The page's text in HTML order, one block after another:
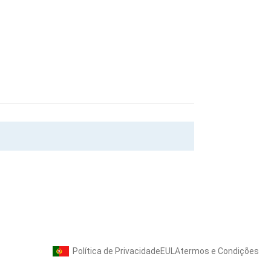
Política de PrivacidadeEULAtermos e Condições